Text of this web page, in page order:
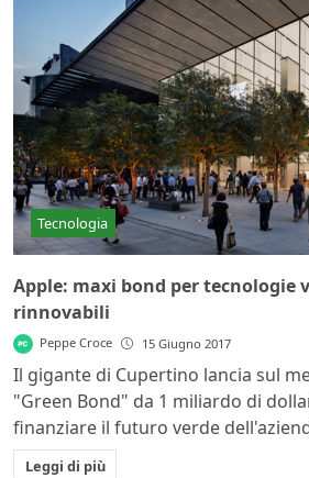
Tecnologia
Apple: maxi bond per tecnologie
rinnovabili
Peppe Croce 15 Giugno 2017
Il gigante di Cupertino lancia sul
"Green Bond" da 1 miliardo di
finanziare il futuro verde
Leggi di più